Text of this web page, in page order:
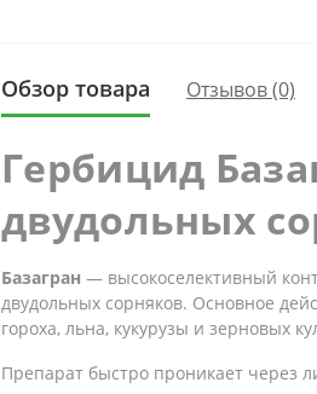
Обзор товара Отзывов (0)
Гербицид
двудольных
Базагран — высокоселективный
двудольных сорняков. Основное
гороха, льна, кукурузы и зерновых
Препарат быстро проникает через